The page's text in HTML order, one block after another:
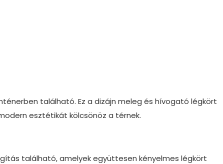
található. Ez a dizájn meleg és hívogató légkört
esztétikát kölcsönöz a térnek.
található, amelyek együttesen kényelmes légkört